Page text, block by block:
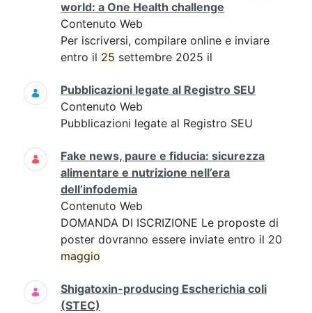
world: a One Health challenge
Contenuto Web
Per iscriversi, compilare online e inviare
entro il 25 settembre 2025 il
Pubblicazioni legate al Registro SEU
Contenuto Web
Pubblicazioni legate al Registro SEU
Fake news, paure e fiducia: sicurezza
alimentare e nutrizione nell’era
dell’infodemia
Contenuto Web
DOMANDA DI ISCRIZIONE Le proposte di
poster dovranno essere inviate entro il 20
maggio
Shigatoxin-producing Escherichia coli
(STEC)